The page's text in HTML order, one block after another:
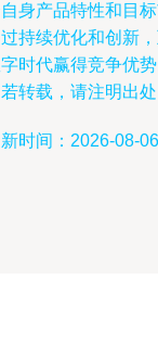
身产品特性和目
持续优化和创新
时代赢得竞争优势
转载，请注明出
时间：2026-08-